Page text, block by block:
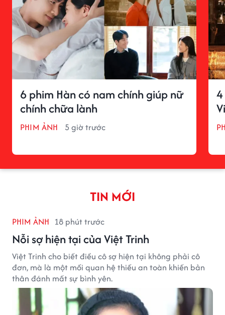
6 phim Hàn có nam chính giúp nữ
chính chữa lành
PHIM ẢNH 5 giờ trước
TIN MỚI
PHIM ẢNH 18 phút trước
Nỗi sợ hiện tại của Việt Trinh
Việt Trinh cho biết điều cô sợ hiện tại không phải cô
đơn, mà là một mối quan hệ thiếu an toàn khiến bản
thân đánh mất sự bình yên.